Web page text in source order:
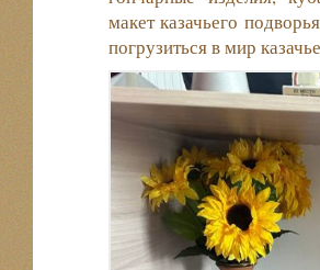
макет казачьего
погрузиться в мир